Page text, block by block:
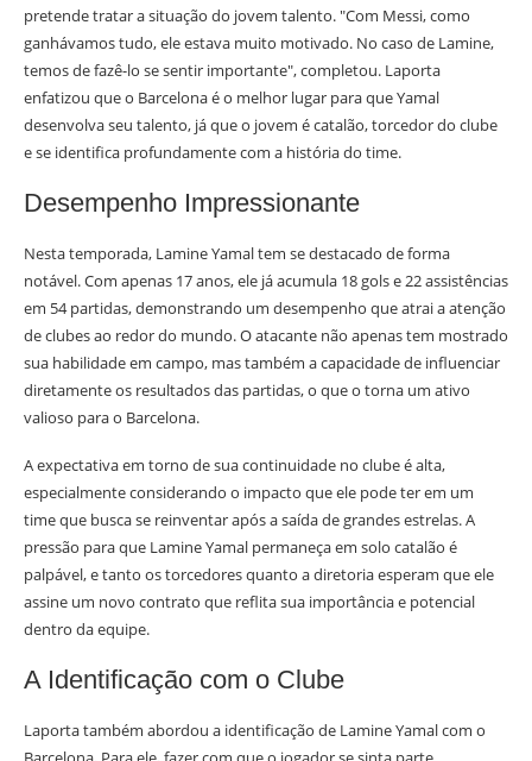
pretende tratar a situação do jovem talento. "Com Messi, como
ganhávamos tudo, ele estava muito motivado. No caso de Lamine,
temos de fazê-lo se sentir importante", completou. Laporta
enfatizou que o Barcelona é o melhor lugar para que Yamal
desenvolva seu talento, já que o jovem é catalão, torcedor do clube
e se identifica profundamente com a história do time.
Desempenho Impressionante
Nesta temporada, Lamine Yamal tem se destacado de forma
notável. Com apenas 17 anos, ele já acumula 18 gols e 22 assistências
em 54 partidas, demonstrando um desempenho que atrai a atenção
de clubes ao redor do mundo. O atacante não apenas tem mostrado
sua habilidade em campo, mas também a capacidade de influenciar
diretamente os resultados das partidas, o que o torna um ativo
valioso para o Barcelona.
A expectativa em torno de sua continuidade no clube é alta,
especialmente considerando o impacto que ele pode ter em um
time que busca se reinventar após a saída de grandes estrelas. A
pressão para que Lamine Yamal permaneça em solo catalão é
palpável, e tanto os torcedores quanto a diretoria esperam que ele
assine um novo contrato que reflita sua importância e potencial
dentro da equipe.
A Identificação com o Clube
Laporta também abordou a identificação de Lamine Yamal com o